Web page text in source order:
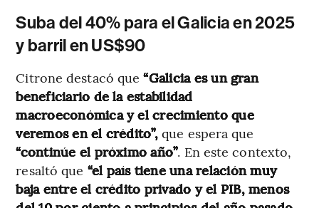
Suba del 40% para el Galicia en 2025
y barril en US$90
Citrone destacó que“Galicia es un gran
beneficiario de la estabilidad
macroeconómica y el crecimiento que
veremos en el crédito”,que espera que
“continúe el próximo año”. En este contexto,
resaltó que “el país tiene una relación muy
baja entre el crédito privado y el PIB, menos